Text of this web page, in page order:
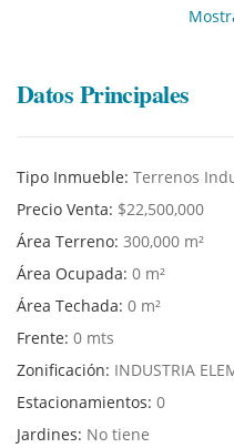
del corredor sur de Lima.
¡Para coordinar una visitar,
agente inmobiliario!
Datos Principales
Tipo Inmueble: Terrenos
Precio Venta: $22,500,000
Área Terreno: 300,000 m²
Área Ocupada: 0 m²
Área Techada: 0 m²
Frente: 0 mts
Zonificación: INDUSTRIA
Estacionamientos: 0
Jardines: No tiene